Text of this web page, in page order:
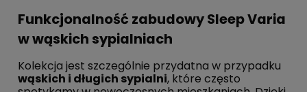
Funkcjonalność zabudowy Sleep Varia
w wąskich sypialniach
Kolekcja jest szczególnie przydatna w przypadku
wąskich i długich sypialni, które często